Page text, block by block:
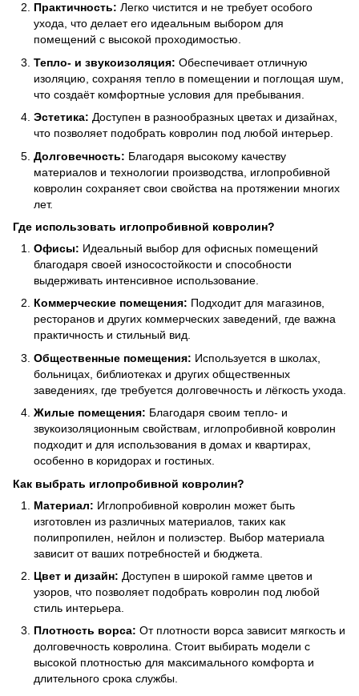
Практичность: Легко чистится и не требует особого
ухода, что делает его идеальным выбором для
помещений с высокой проходимостью.
Тепло- и звукоизоляция: Обеспечивает отличную
изоляцию, сохраняя тепло в помещении и поглощая шум,
что создаёт комфортные условия для пребывания.
Эстетика: Доступен в разнообразных цветах и дизайнах,
что позволяет подобрать ковролин под любой интерьер.
Долговечность: Благодаря высокому качеству
материалов и технологии производства, иглопробивной
ковролин сохраняет свои свойства на протяжении многих
лет.
Где использовать иглопробивной ковролин?
Офисы: Идеальный выбор для офисных помещений
благодаря своей износостойкости и способности
выдерживать интенсивное использование.
Коммерческие помещения: Подходит для магазинов,
ресторанов и других коммерческих заведений, где важна
практичность и стильный вид.
Общественные помещения: Используется в школах,
больницах, библиотеках и других общественных
заведениях, где требуется долговечность и лёгкость ухода.
Жилые помещения: Благодаря своим тепло- и
звукоизоляционным свойствам, иглопробивной ковролин
подходит и для использования в домах и квартирах,
особенно в коридорах и гостиных.
Как выбрать иглопробивной ковролин?
Материал: Иглопробивной ковролин может быть
изготовлен из различных материалов, таких как
полипропилен, нейлон и полиэстер. Выбор материала
зависит от ваших потребностей и бюджета.
Цвет и дизайн: Доступен в широкой гамме цветов и
узоров, что позволяет подобрать ковролин под любой
стиль интерьера.
Плотность ворса: От плотности ворса зависит мягкость и
долговечность ковролина. Стоит выбирать модели с
высокой плотностью для максимального комфорта и
длительного срока службы.